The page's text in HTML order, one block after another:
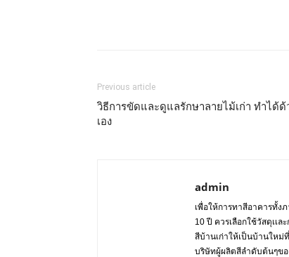
Previous article
วิธีการขัดและดูแลรักษาลายไม้เก่า ทำได้ด้
เอง
admin
เพื่อให้การทาสีอาคารทั้
10 ปี ควรเลือกใช้วัสดุเเ
สีบ้านเก่าให้เป็นบ้านใหม่
บริษัทผู้ผลิตสีลำดับต้นๆขอ